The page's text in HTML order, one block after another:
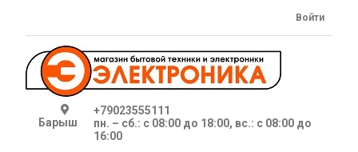
Барыш
+79023555111
пн. – сб.: с 08:00 до 18:00, вс.: с 08:00 до
16:00
Войти